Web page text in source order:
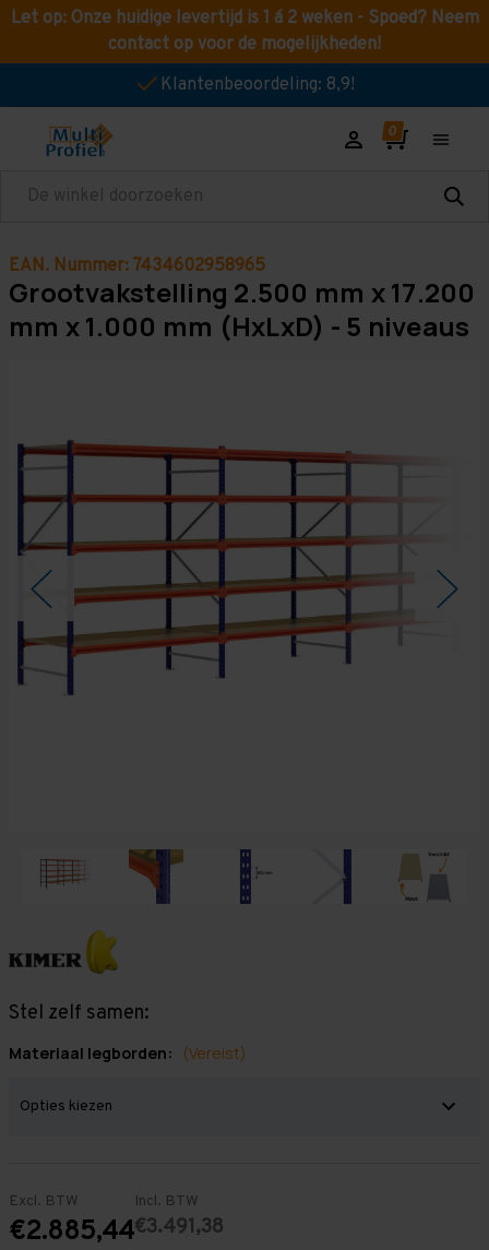
Let op: Onze huidige levertijd is 1 á 2 weken - Spoed? Neem
contact op voor de mogelijkheden!
Klantenbeoordeling: 8,9!
Zoeken
EAN. Nummer: 7434602958965
Grootvakstelling 2.500 mm x 17.200
mm x 1.000 mm (HxLxD) - 5 niveaus
Stel zelf samen:
Materiaal legborden: (Vereist)
Excl. BTW
€2.885,44
Incl. BTW
€3.491,38